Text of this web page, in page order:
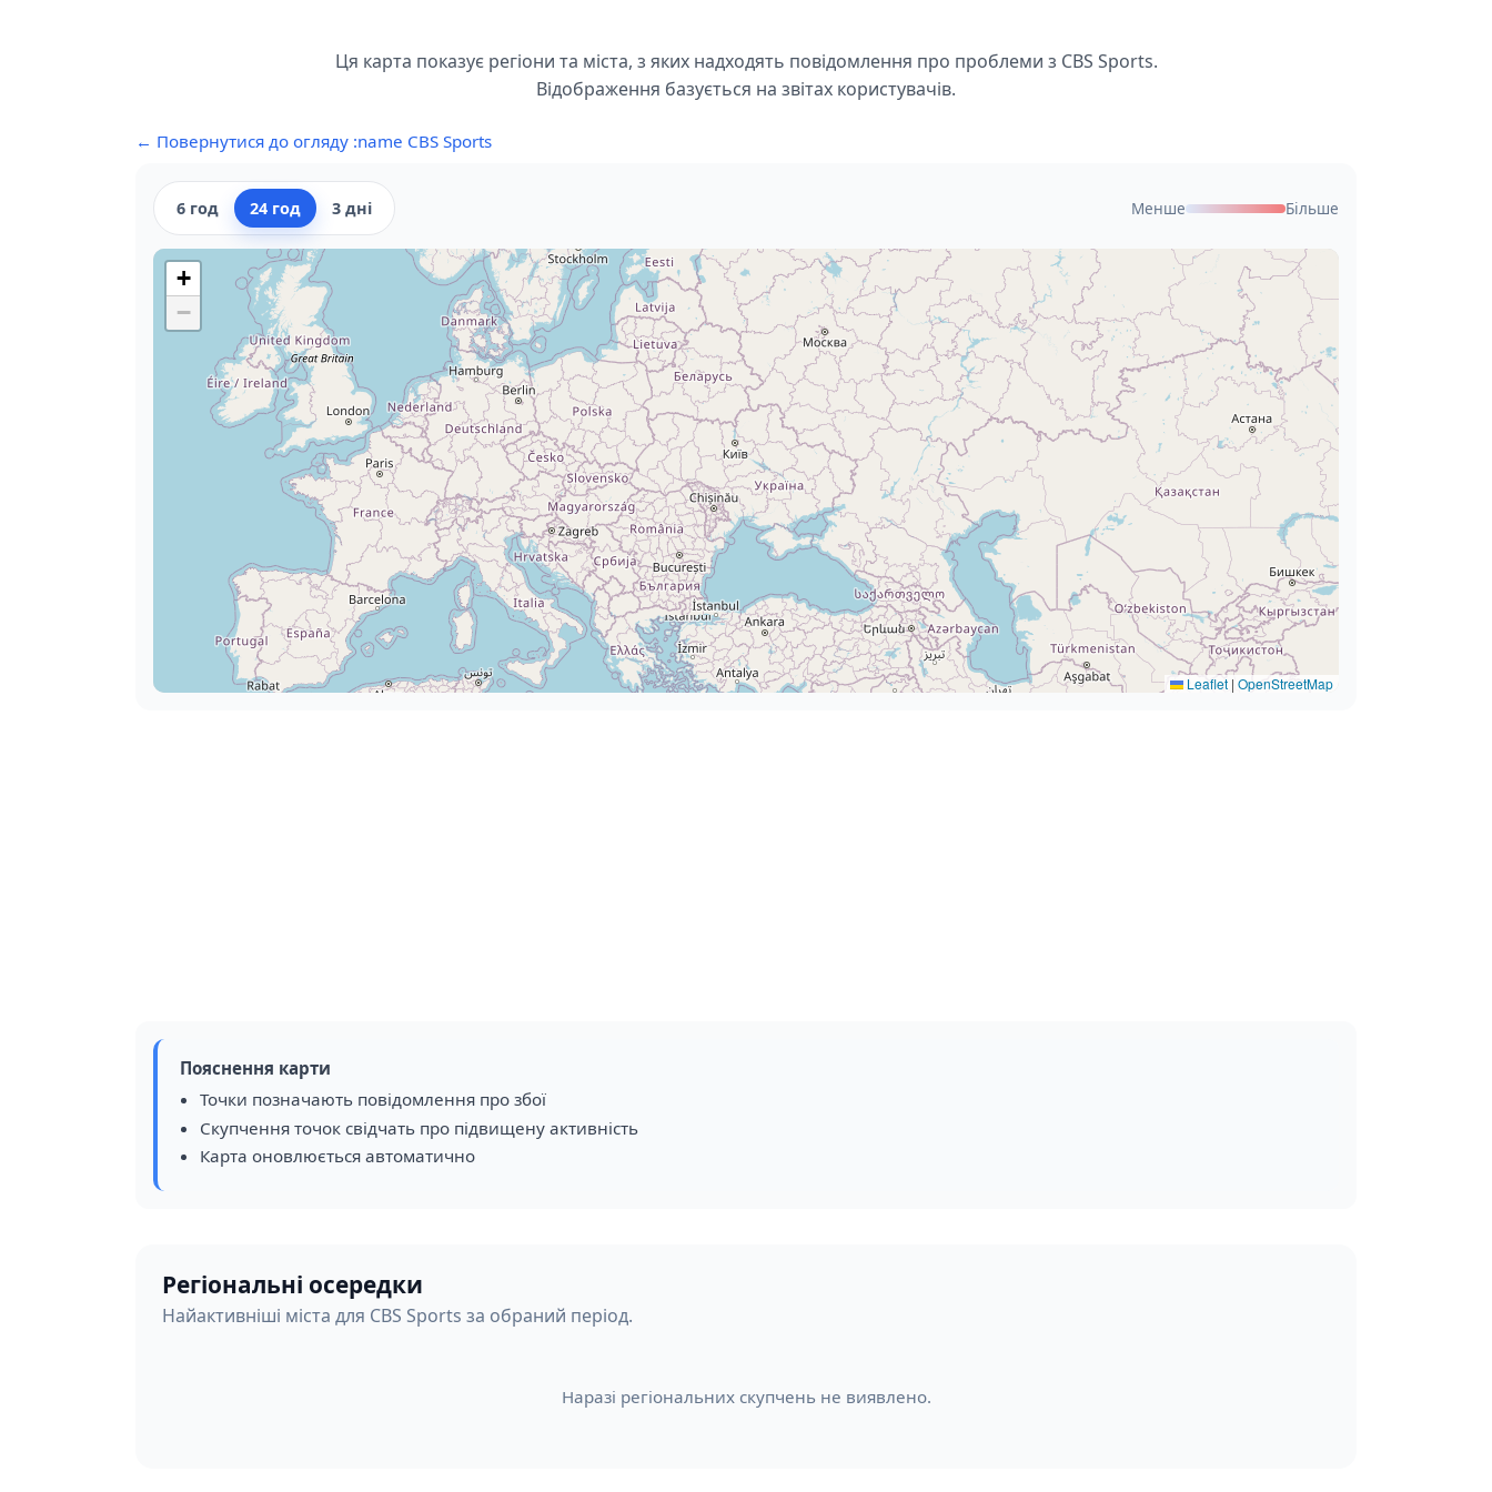
Ця карта показує регіони та міста, з яких надходять повідомлення про проблеми з CBS Sports.
Відображення базується на звітах користувачів.
← Повернутися до огляду :name CBS Sports
6 год 24 год 3 дні Менше Більше
+
−
Leaflet | OpenStreetMap
Пояснення карти
Точки позначають повідомлення про збої
Скупчення точок свідчать про підвищену активність
Карта оновлюється автоматично
Регіональні осередки
Найактивніші міста для CBS Sports за обраний період.
Наразі регіональних скупчень не виявлено.